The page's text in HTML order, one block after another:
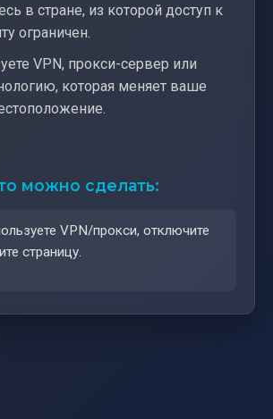
в стране, из которой доступ к
ограничен.
VPN, прокси-сервер или
которая меняет ваше
можно сделать:
VPN/прокси, отключите
страницу.